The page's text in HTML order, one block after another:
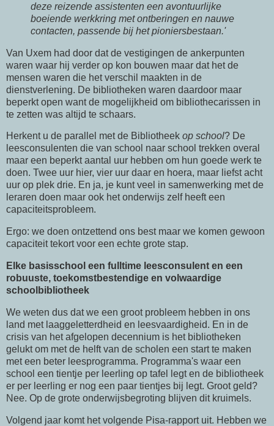
deze reizende assistenten een avontuurlijke
boeiende werkkring met ontberingen en nauwe
contacten, passende bij het pioniersbestaan.'
Van Uxem had door dat de vestigingen de ankerpunten
waren waar hij verder op kon bouwen maar dat het de
mensen waren die het verschil maakten in de
dienstverlening. De bibliotheken waren daardoor maar
beperkt open want de mogelijkheid om bibliothecarissen in
te zetten was altijd te schaars.
Herkent u de parallel met de Bibliotheek op school? De
leesconsulenten die van school naar school trekken overal
maar een beperkt aantal uur hebben om hun goede werk te
doen. Twee uur hier, vier uur daar en hoera, maar liefst acht
uur op plek drie. En ja, je kunt veel in samenwerking met de
leraren doen maar ook het onderwijs zelf heeft een
capaciteitsprobleem.
Ergo: we doen ontzettend ons best maar we komen gewoon
capaciteit tekort voor een echte grote stap.
Elke basisschool een fulltime leesconsulent en een
robuuste, toekomstbestendige en volwaardige
schoolbibliotheek
We weten dus dat we een groot probleem hebben in ons
land met laaggeletterdheid en leesvaardigheid. En in de
crisis van het afgelopen decennium is het bibliotheken
gelukt om met de helft van de scholen een start te maken
met een beter leesprogramma. Programma's waar een
school een tientje per leerling op tafel legt en de bibliotheek
er per leerling er nog een paar tientjes bij legt. Groot geld?
Nee. Op de grote onderwijsbegroting blijven dit kruimels.
Volgend jaar komt het volgende Pisa-rapport uit. Hebben we